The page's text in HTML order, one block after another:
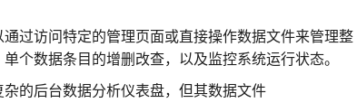
过访问特定的管理页面或直接操作数据文件来管理整
个数据条目的增删改查，以及监控系统运行状态。
的后台数据分析仪表盘，但其数据文件